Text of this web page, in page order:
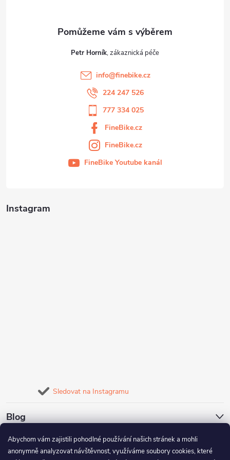
Abychom vám zajistili pohodlné používání našich stránek a mohli
anonymně analyzovat návštěvnost, využíváme soubory cookies, které
Instagram
Sledovat na Instagramu
Blog
Naše služby
Petr Horník
info@finebike.cz
224 247 526
777 334 025
FineBike.cz
FineBike.cz
FineBike Youtube kanál